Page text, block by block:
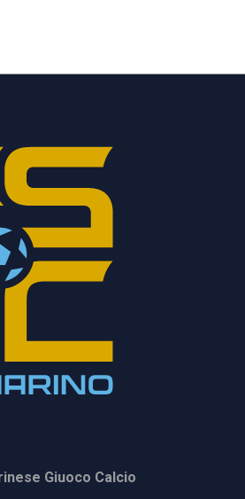
Giuoco Calcio